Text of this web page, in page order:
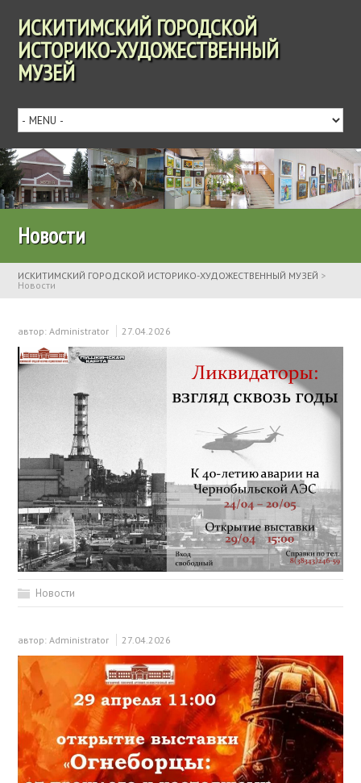
ИСКИТИМСКИЙ ГОРОДСКОЙ
ИСТОРИКО-ХУДОЖЕСТВЕННЫЙ
МУЗЕЙ
Новости
ИСКИТИМСКИЙ ГОРОДСКОЙ ИСТОРИКО-ХУДОЖЕСТВЕННЫЙ МУЗЕЙ >
Новости
автор:Administrator 27.04.2026
Новости
автор:Administrator 27.04.2026